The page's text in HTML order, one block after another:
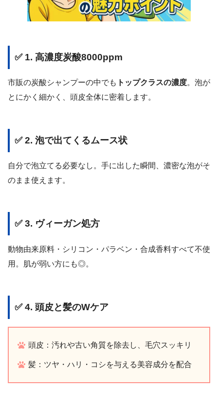
✅ 1. 高濃度炭酸8000ppm
市販の炭酸シャンプーの中でも トップクラスの濃度。泡が
とにかく細かく、頭皮全体に密着します。
✅ 2. 泡で出てくるムース状
自分で泡立てる必要なし。手に出した瞬間、濃密な泡がそ
のまま使えます。
✅ 3. ヴィーガン処方
動物由来原料・シリコン・パラベン・合成香料すべて不使
用。肌が弱い方にも◎。
✅ 4. 頭皮と髪のWケア
頭皮：汚れや古い角質を除去し、毛穴スッキリ
髪：ツヤ・ハリ・コシを与える美容成分を配合